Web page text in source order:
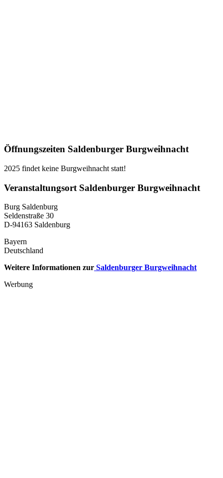
Öffnungszeiten Saldenburger Burgweihnacht
2025 findet keine Burgweihnacht statt!
Veranstaltungsort Saldenburger Burgweihnacht
Burg Saldenburg
Seldenstraße 30
D-94163 Saldenburg
Bayern
Deutschland
Weitere Informationen zur Saldenburger Burgweihnacht
Werbung